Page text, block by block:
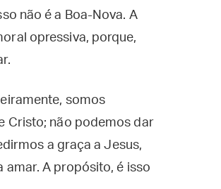
não é a Boa-Nova. A
opressiva, porque,
somos
Cristo; não podemos dar
a graça a Jesus,
A propósito, é isso